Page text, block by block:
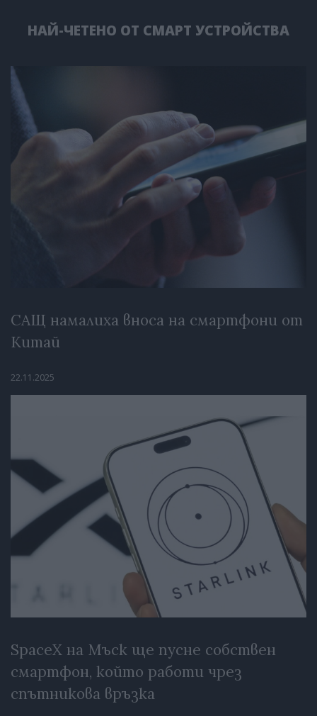
НАЙ-ЧЕТЕНО ОТ СМАРТ УСТРОЙСТВА
САЩ намалиха вноса на смартфони от
Китай
22.11.2025
SpaceX на Мъск ще пусне собствен
смартфон, който работи чрез
спътникова връзка